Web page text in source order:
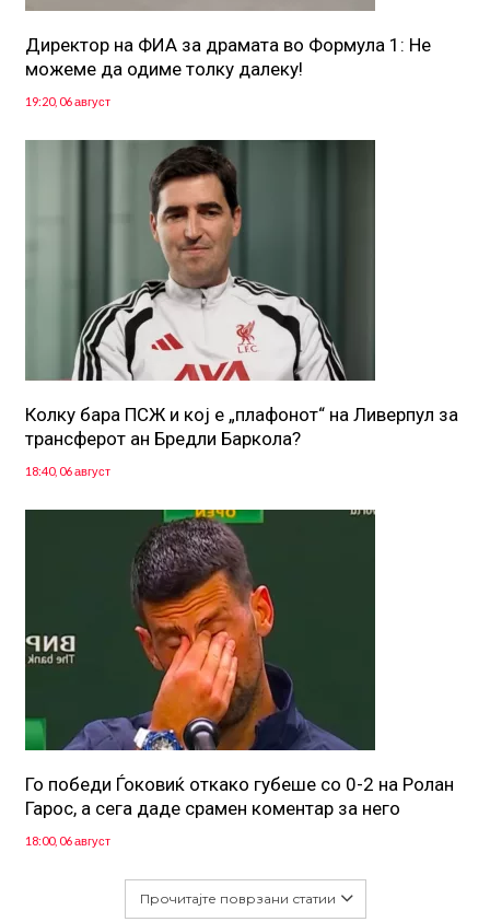
Директор на ФИА за драмата во Формула 1: Не
можеме да одиме толку далеку!
19:20, 06 август
Колку бара ПСЖ и кој е „плафонот“ на Ливерпул за
трансферот ан Бредли Баркола?
18:40, 06 август
Го победи Ѓоковиќ откако губеше со 0-2 на Ролан
Гарос, а сега даде срамен коментар за него
18:00, 06 август
Прочитајте поврзани статии